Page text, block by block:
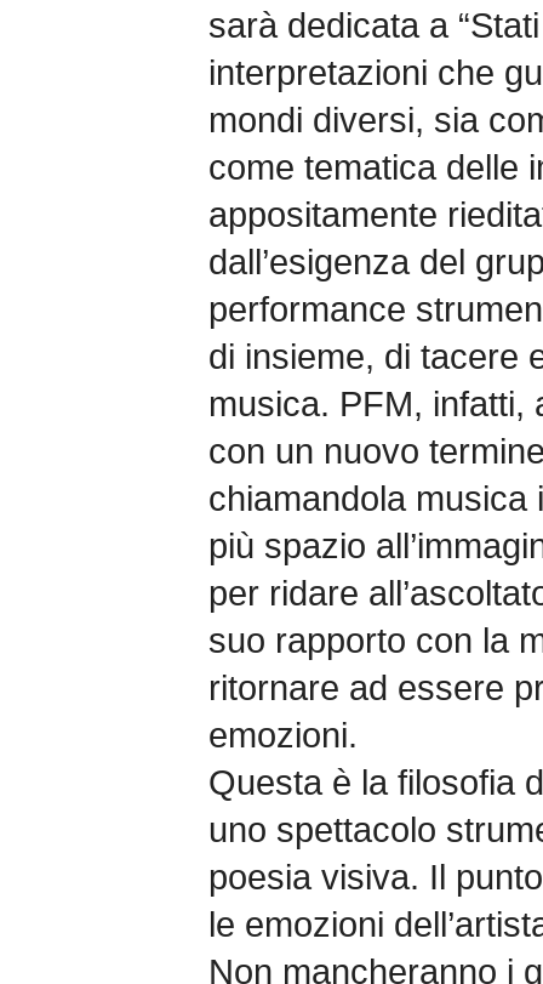
sarà dedicata a
interpretazioni che
mondi diversi, sia
come tematica delle
appositamente
dall’esigenza del
performance
di insieme, di tacere
musica. PFM, infatti,
con un nuovo
chiamandola musica
più spazio
per ridare
suo rapporto con la
ritornare ad essere
emozioni.
Questa è la filosofia
uno spettacolo
poesia visiva. Il
le emozioni
Non mancheranno i